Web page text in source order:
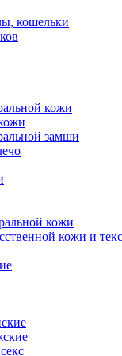
кошельки
кожи
замши
кожи
кожи и